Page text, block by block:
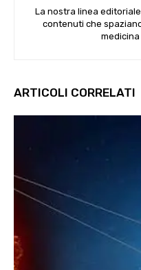
La nostra linea
contenuti che
ARTICOLI CORRELATI